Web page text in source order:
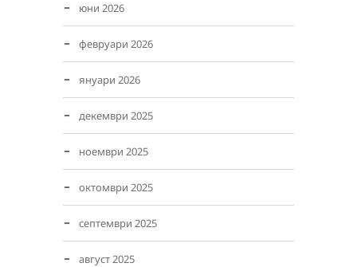
юни 2026
февруари 2026
януари 2026
декември 2025
ноември 2025
октомври 2025
септември 2025
август 2025